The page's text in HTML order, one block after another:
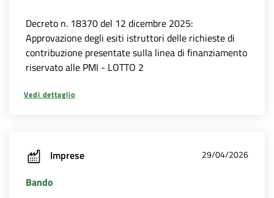
Decreto n. 18370 del 12 dicembre 2025:
Approvazione degli esiti istruttori delle richieste di
contribuzione presentate sulla linea di finanziamento
riservato alle PMI - LOTTO 2
Vedi dettaglio
Imprese 29/04/2026
Bando